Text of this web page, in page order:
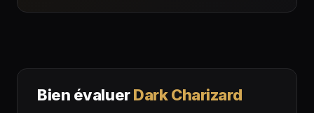
Bien évaluerDark Charizard